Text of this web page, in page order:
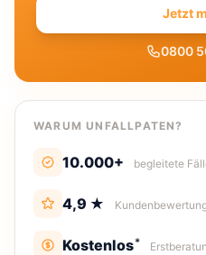
Jetzt
0800
WARUM UNFALLPATEN?
10.000+ begleitete
4,9 ★
Kostenlos*